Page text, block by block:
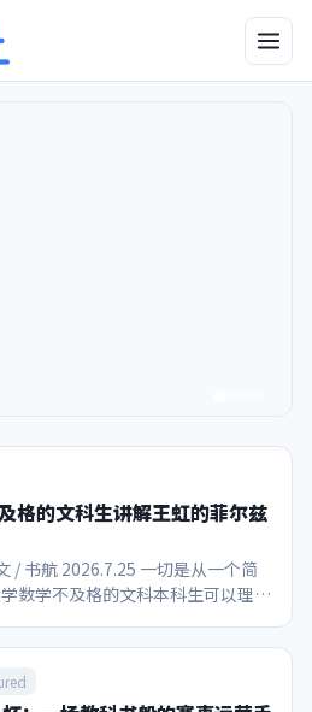
格的文科生讲解王虹的菲尔兹
/ 书航 2026.7.25 一切是从一个简
数学不及格的文科本科生可以理解
知该模型的能力和局限： 对网页搜
下文长度和“大海捞针”能力，尽
率机器，不可能懂自己在说什么